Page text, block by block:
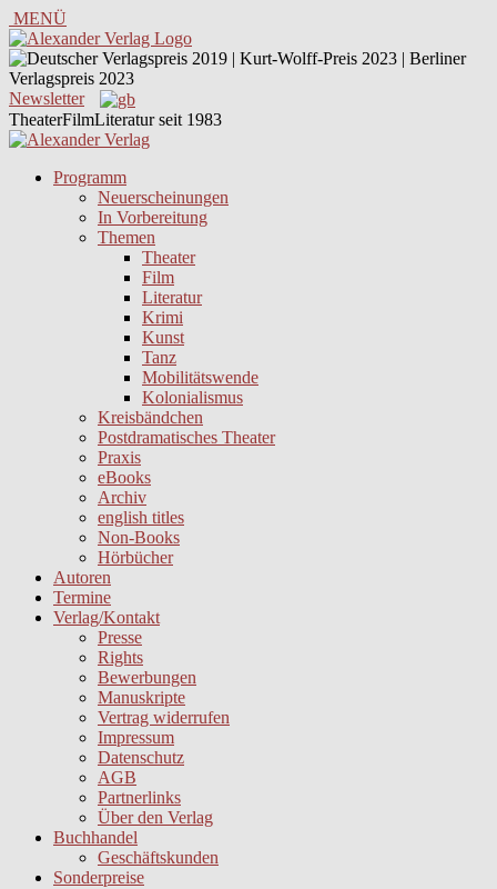
MENÜ
Newsletter
TheaterFilmLiteratur seit 1983
Programm
Neuerscheinungen
In Vorbereitung
Themen
Theater
Film
Literatur
Krimi
Kunst
Tanz
Mobilitätswende
Kolonialismus
Kreisbändchen
Postdramatisches Theater
Praxis
eBooks
Archiv
english titles
Non-Books
Hörbücher
Autoren
Termine
Verlag/Kontakt
Presse
Rights
Bewerbungen
Manuskripte
Vertrag widerrufen
Impressum
Datenschutz
AGB
Partnerlinks
Über den Verlag
Buchhandel
Geschäftskunden
Sonderpreise